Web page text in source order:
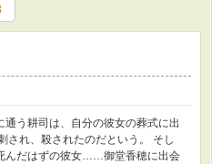
う耕司は、自分の彼女の葬式に出
され、殺されたのだという。 そし
んだはずの彼女……御堂香穂に出会